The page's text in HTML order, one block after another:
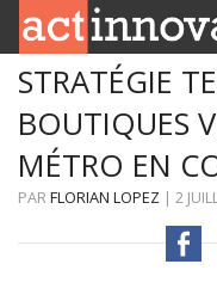
RUBRIQUES
INNOBOX
CONTACT
STRATÉGIE
BOUTIQUES
MÉTRO EN
PARFLORIAN LOPEZ | 2